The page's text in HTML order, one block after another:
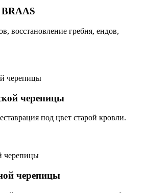
восстановление гребня, ендов,
черепицы
под цвет старой кровли.
черепицы